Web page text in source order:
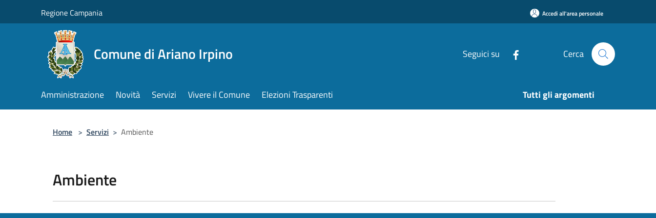
Regione Campania Accedi all'area personale
Comune di Ariano Irpino Seguici su Cerca
Amministrazione Novità Servizi Vivere il Comune Elezioni Trasparenti Tutti gli argomenti
Home > Servizi > Ambiente
Ambiente